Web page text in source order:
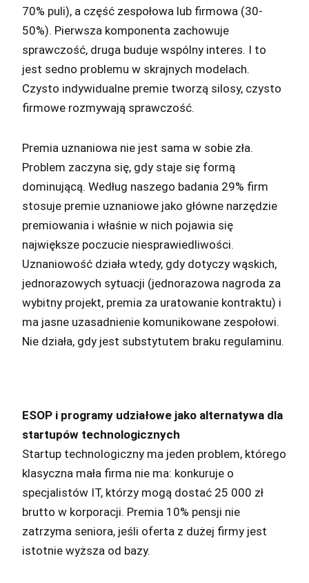
70% puli), a część zespołowa lub firmowa (30-
50%). Pierwsza komponenta zachowuje
sprawczość, druga buduje wspólny interes. I to
jest sedno problemu w skrajnych modelach.
Czysto indywidualne premie tworzą silosy, czysto
firmowe rozmywają sprawczość.
Premia uznaniowa nie jest sama w sobie zła.
Problem zaczyna się, gdy staje się formą
dominującą. Według naszego badania 29% firm
stosuje premie uznaniowe jako główne narzędzie
premiowania i właśnie w nich pojawia się
największe poczucie niesprawiedliwości.
Uznaniowość działa wtedy, gdy dotyczy wąskich,
jednorazowych sytuacji (jednorazowa nagroda za
wybitny projekt, premia za uratowanie kontraktu) i
ma jasne uzasadnienie komunikowane zespołowi.
Nie działa, gdy jest substytutem braku regulaminu.
ESOP i programy udziałowe jako alternatywa dla
startupów technologicznych
Startup technologiczny ma jeden problem, którego
klasyczna mała firma nie ma: konkuruje o
specjalistów IT, którzy mogą dostać 25 000 zł
brutto w korporacji. Premia 10% pensji nie
zatrzyma seniora, jeśli oferta z dużej firmy jest
istotnie wyższa od bazy.